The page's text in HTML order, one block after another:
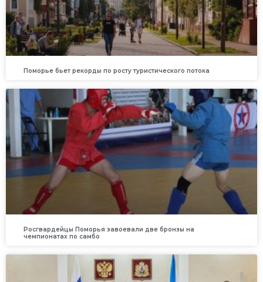
Поморье бьет рекорды по росту туристического потока
Росгвардейцы Поморья завоевали две бронзы на
чемпионатах по самбо